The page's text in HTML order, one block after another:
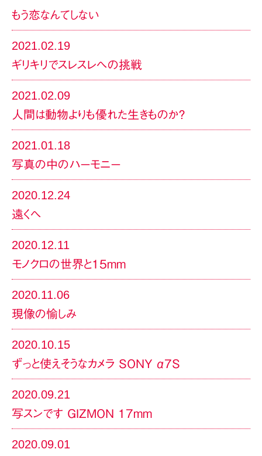
もう恋なんてしない
2021.02.19
ギリキリでスレスレへの挑戦
2021.02.09
人間は動物よりも優れた生きものか？
2021.01.18
写真の中のハーモニー
2020.12.24
遠くへ
2020.12.11
モノクロの世界と15mm
2020.11.06
現像の愉しみ
2020.10.15
ずっと使えそうなカメラ SONY α7S
2020.09.21
写スンです GIZMON 17mm
2020.09.01